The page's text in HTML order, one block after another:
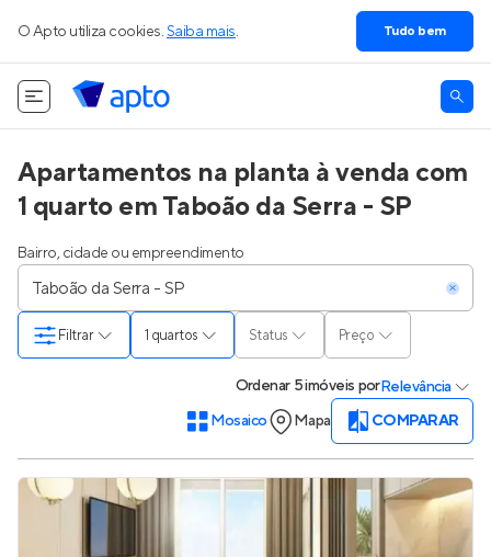
O Apto utiliza cookies. Saiba mais. Tudo bem
Apartamentos na planta à venda com
1 quarto em Taboão da Serra - SP
Bairro, cidade ou empreendimento
1 quartos Status Preço
Filtrar
Ordenar 5 imóveis porRelevância
Mosaico
Mapa COMPARAR